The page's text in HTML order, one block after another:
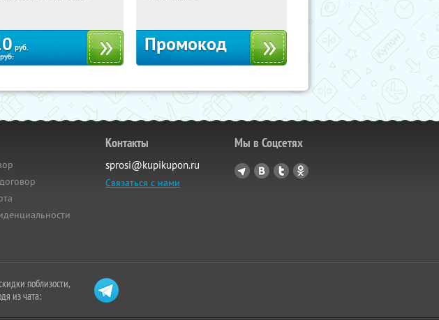
руб.
Промокод
Контакты
sprosi@kupikupon.ru
Связаться с нами
Мы в Соцсетях
поблизости,
из чата: